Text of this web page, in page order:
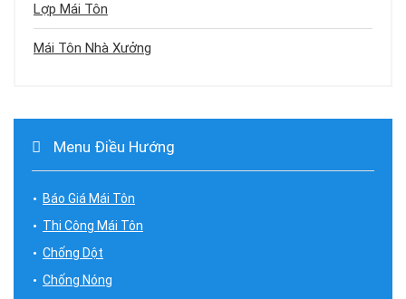
Lợp Mái Tôn
Mái Tôn Nhà Xưởng
Menu Điều Hướng
Báo Giá Mái Tôn
Thi Công Mái Tôn
Chống Dột
Chống Nóng